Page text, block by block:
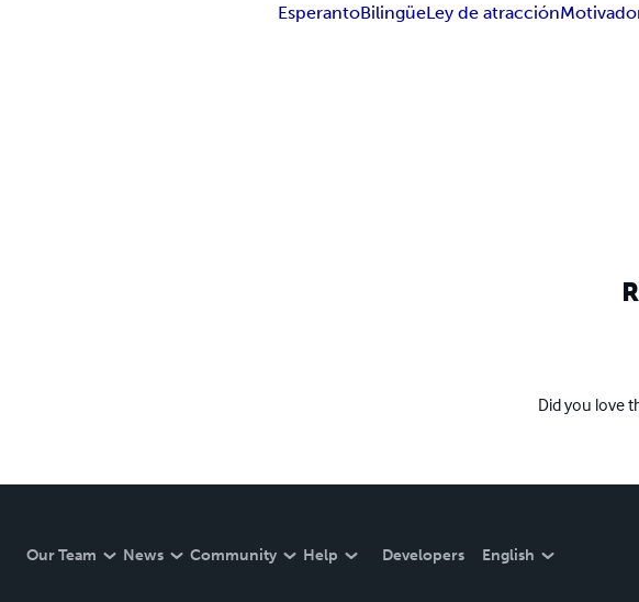
EsperantoBilingüeLey de atracción
Did you love
Our Team News Community Help Developers English